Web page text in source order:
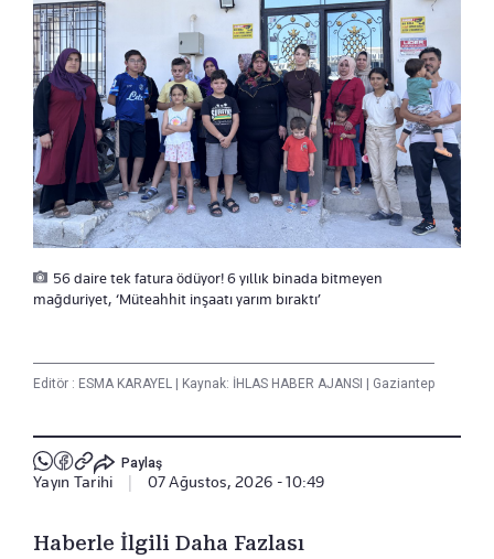
56 daire tek fatura ödüyor! 6 yıllık binada bitmeyen
mağduriyet, ‘Müteahhit inşaatı yarım bıraktı’
Editör : ESMA KARAYEL Kaynak: İHLAS HABER AJANSI Gaziantep
Paylaş
Yayın Tarihi 07 Ağustos, 2026 - 10:49
Haberle İlgili Daha Fazlası